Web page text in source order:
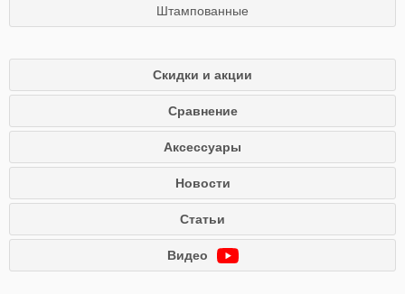
Штампованные
Скидки и акции
Сравнение
Аксессуары
Новости
Статьи
Видео